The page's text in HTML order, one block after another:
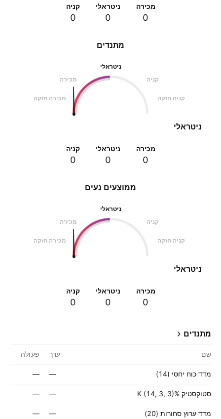
מתנדים
ניטראלי
מכירה
קניה
מכירה חזקה קניה חזקה
ניטראלי
מכירה
0
ניטראלי
0
קניה
0
מכירה
0
ניטראלי
0
קניה
0
ממוצעים נעים
ניטראלי
מכירה
קניה
מכירה חזקה קניה חזקה
ניטראלי
מכירה
0
ניטראלי
0
קניה
0
מתנדים
שם ערך פעולה
מדד כוח יחסי (14) —
—
סטוקסטיק %K (14, 3, 3) —
—
מדד ערוץ סחורות (20) —
—